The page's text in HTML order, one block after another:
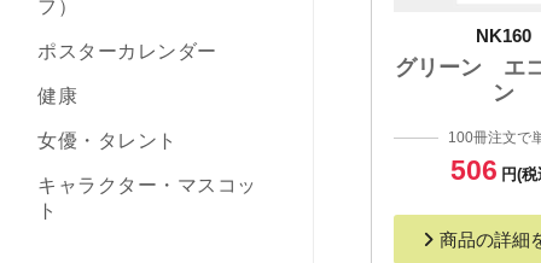
NK160
グリーン エ
ン
100冊注文で
506 円(税
商品の詳細
フ）
ポスターカレンダー
健康
女優・タレント
キャラクター・マスコッ
ト